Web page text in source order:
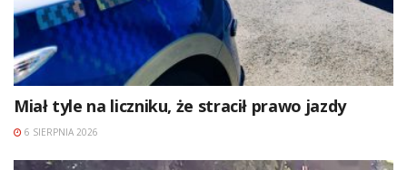
Miał tyle na liczniku, że stracił prawo jazdy
6 SIERPNIA 2026